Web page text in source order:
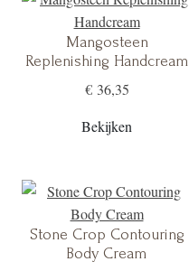
Mangosteen
Replenishing Handcream
€ 36,35
Bekijken
Stone Crop Contouring
Body Cream